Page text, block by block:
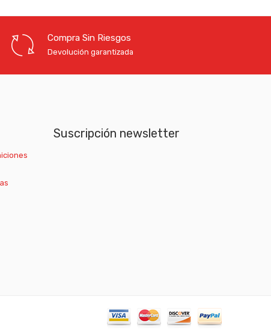
Compra Sin Riesgos
Devolución garantizada
Suscripción newsletter